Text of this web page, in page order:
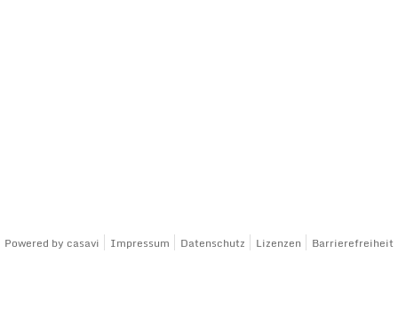
Powered by casavi Impressum Datenschutz Lizenzen Barrierefreiheit